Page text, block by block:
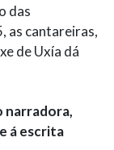
das
as cantareiras,
de Uxía dá
narradora,
á escrita